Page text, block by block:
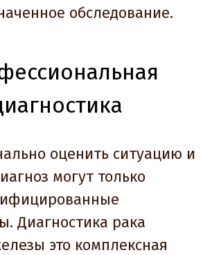
обследование.
оценить ситуацию и
могут только
Диагностика рака
это комплексная